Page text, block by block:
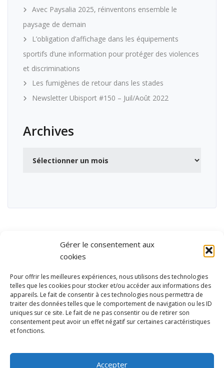
Gérer le consentement aux
cookies
Pour offrir les meilleures expériences, nous utilisons des technologies
telles que les cookies pour stocker et/ou accéder aux informations des
appareils. Le fait de consentir à ces technologies nous permettra de
traiter des données telles que le comportement de navigation ou les ID
uniques sur ce site. Le fait de ne pas consentir ou de retirer son
consentement peut avoir un effet négatif sur certaines caractéristiques
et fonctions.
Accepter
Avec Paysalia 2025, réinventons ensemble le
paysage de demain
L’obligation d’affichage dans les équipements
sportifs d’une information pour protéger des violences
et discriminations
Les fumigènes de retour dans les stades
Newsletter Ubisport #150 – Juil/Août 2022
Archives
et de loisirs